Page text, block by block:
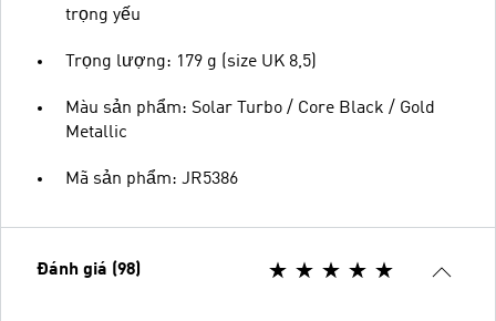
trọng yếu
Trọng lượng: 179 g (size UK 8,5)
Màu sản phẩm: Solar Turbo / Core Black / Gold
Metallic
Mã sản phẩm: JR5386
Đánh giá (98)